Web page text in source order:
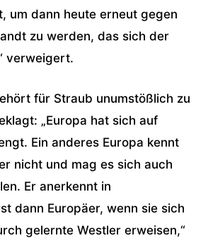
um dann heute erneut gegen
zu werden, das sich der
verweigert.
für Straub unumstößlich zu
„Europa hat sich auf
Ein anderes Europa kennt
nicht und mag es sich auch
Er anerkennt in
dann Europäer, wenn sie sich
gelernte Westler erweisen,“